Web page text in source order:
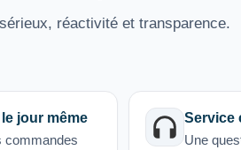
réactivité et transparence.
jour même
commandes
Service
Une